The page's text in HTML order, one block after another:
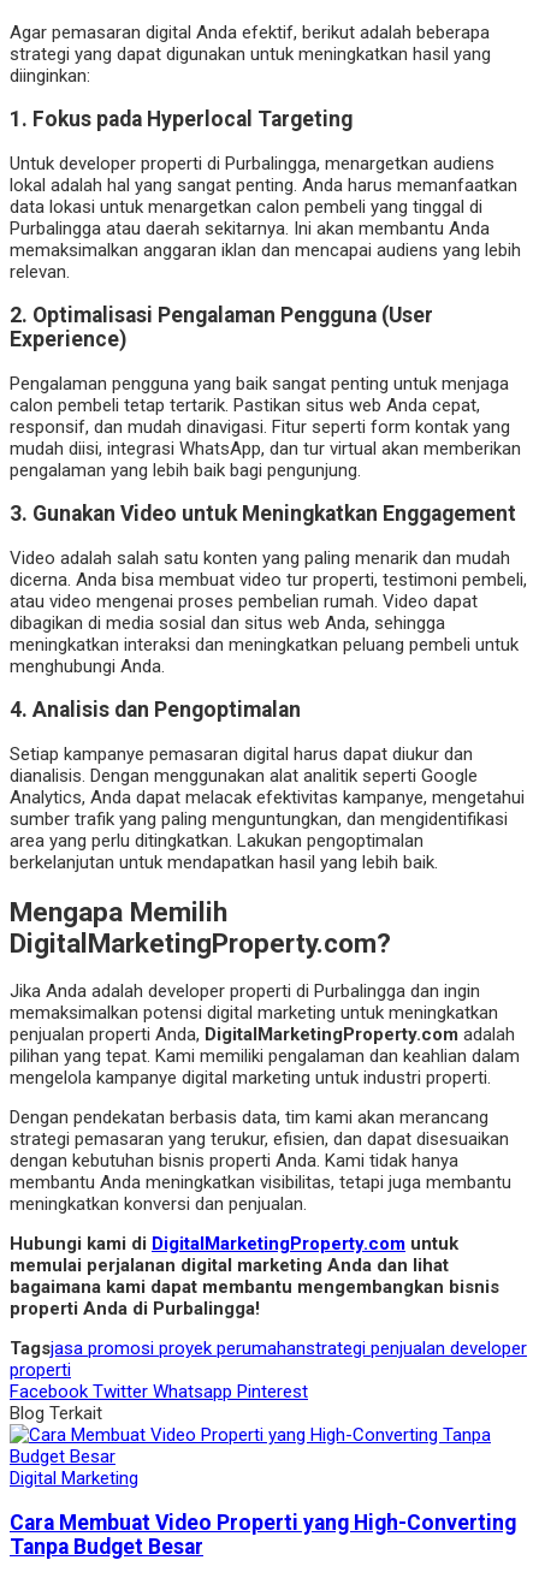
Agar pemasaran digital Anda efektif, berikut adalah beberapa
strategi yang dapat digunakan untuk meningkatkan hasil yang
diinginkan:
1. Fokus pada Hyperlocal Targeting
Untuk developer properti di Purbalingga, menargetkan audiens
lokal adalah hal yang sangat penting. Anda harus memanfaatkan
data lokasi untuk menargetkan calon pembeli yang tinggal di
Purbalingga atau daerah sekitarnya. Ini akan membantu Anda
memaksimalkan anggaran iklan dan mencapai audiens yang lebih
relevan.
2. Optimalisasi Pengalaman Pengguna (User
Experience)
Pengalaman pengguna yang baik sangat penting untuk menjaga
calon pembeli tetap tertarik. Pastikan situs web Anda cepat,
responsif, dan mudah dinavigasi. Fitur seperti form kontak yang
mudah diisi, integrasi WhatsApp, dan tur virtual akan memberikan
pengalaman yang lebih baik bagi pengunjung.
3. Gunakan Video untuk Meningkatkan Enggagement
Video adalah salah satu konten yang paling menarik dan mudah
dicerna. Anda bisa membuat video tur properti, testimoni pembeli,
atau video mengenai proses pembelian rumah. Video dapat
dibagikan di media sosial dan situs web Anda, sehingga
meningkatkan interaksi dan meningkatkan peluang pembeli untuk
menghubungi Anda.
4. Analisis dan Pengoptimalan
Setiap kampanye pemasaran digital harus dapat diukur dan
dianalisis. Dengan menggunakan alat analitik seperti Google
Analytics, Anda dapat melacak efektivitas kampanye, mengetahui
sumber trafik yang paling menguntungkan, dan mengidentifikasi
area yang perlu ditingkatkan. Lakukan pengoptimalan
berkelanjutan untuk mendapatkan hasil yang lebih baik.
Mengapa Memilih
DigitalMarketingProperty.com?
Jika Anda adalah developer properti di Purbalingga dan ingin
memaksimalkan potensi digital marketing untuk meningkatkan
penjualan properti Anda, DigitalMarketingProperty.com adalah
pilihan yang tepat. Kami memiliki pengalaman dan keahlian dalam
mengelola kampanye digital marketing untuk industri properti.
Dengan pendekatan berbasis data, tim kami akan merancang
strategi pemasaran yang terukur, efisien, dan dapat disesuaikan
dengan kebutuhan bisnis properti Anda. Kami tidak hanya
membantu Anda meningkatkan visibilitas, tetapi juga membantu
meningkatkan konversi dan penjualan.
Hubungi kami di DigitalMarketingProperty.com untuk
memulai perjalanan digital marketing Anda dan lihat
bagaimana kami dapat membantu mengembangkan bisnis
properti Anda di Purbalingga!
Tagsjasa promosi proyek perumahanstrategi penjualan developer
properti
Facebook Twitter Whatsapp Pinterest
Blog Terkait
Digital Marketing
Cara Membuat Video Properti yang High-Converting
Tanpa Budget Besar